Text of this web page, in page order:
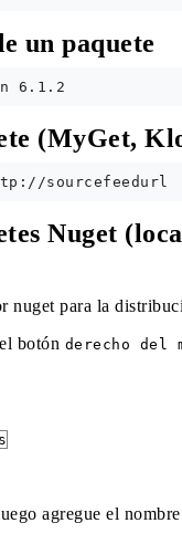
un paquete
(MyGet,
Nuget
para la
botón derecho del
agregue el